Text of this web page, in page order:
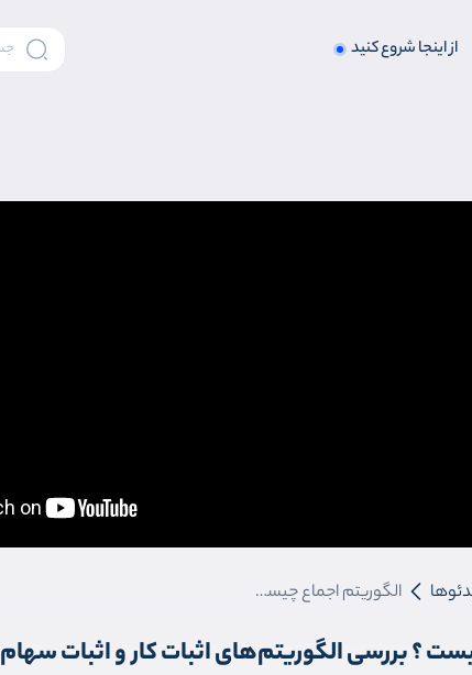
از اینجا شروع کنید
الگوریتم اجماع چیست ؟ بررسی الگوریتم‌های اثبات کار و اثبات سهام
؟ بررسی الگوریتم‌های اثبات کار و اثبات سهام